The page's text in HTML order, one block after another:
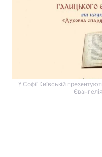
У Софії Київській